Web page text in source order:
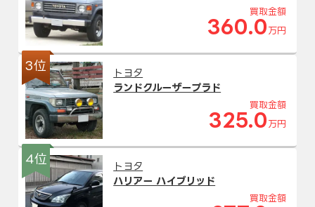
買取金額
360.0 万円
3位
トヨタ
ランドクルーザープラド
買取金額
325.0 万円
4位
トヨタ
ハリアー ハイブリッド
買取金額